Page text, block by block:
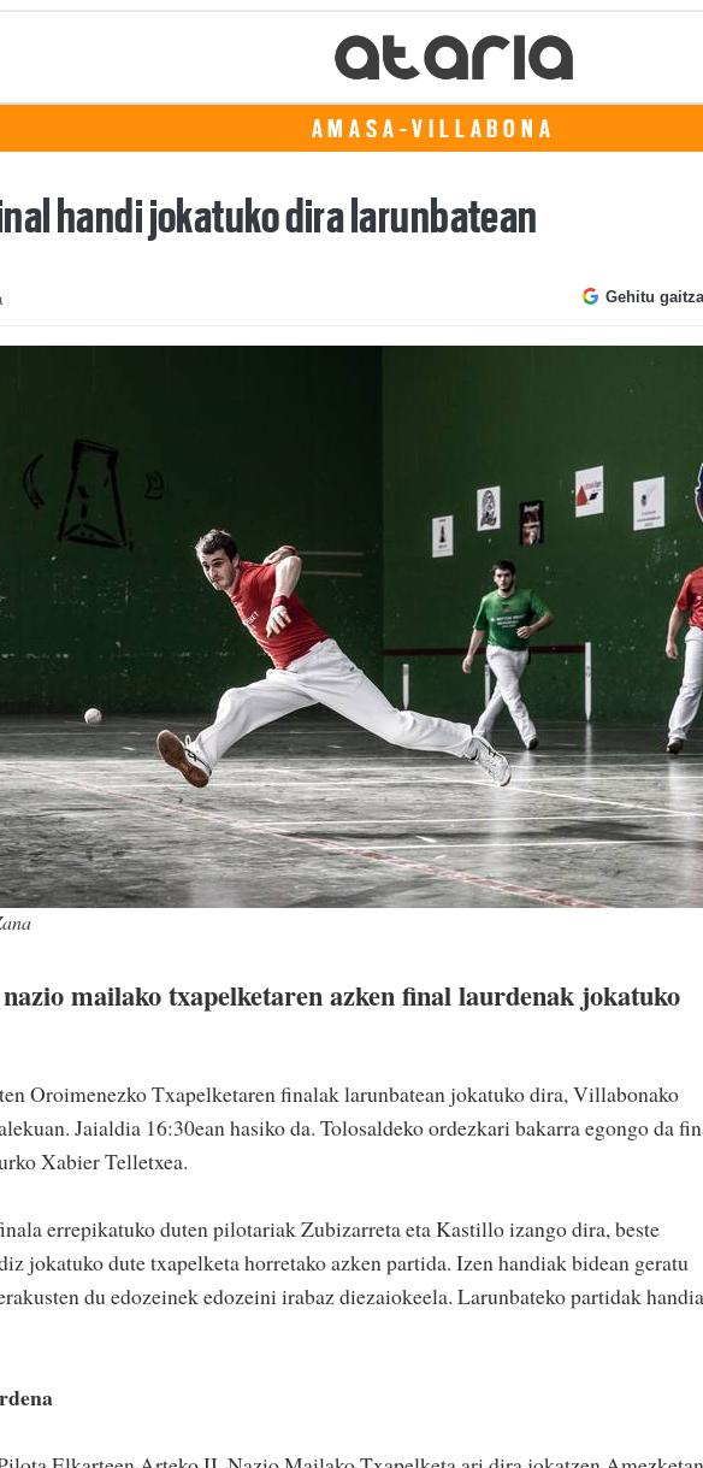
AMASA-VILLABONA
handi jokatuko dira larunbatean
Gehitu
mailako txapelketaren azken final laurdenak jokatuko
Oroimenezko Txapelketaren finalak larunbatean jokatuko dira, Villabonako
Jaialdia 16:30ean hasiko da. Tolosaldeko ordezkari bakarra egongo da
Xabier Telletxea.
errepikatuko duten pilotariak Zubizarreta eta Kastillo izango dira, beste
jokatuko dute txapelketa horretako azken partida. Izen handiak bidean geratu
du edozeinek edozeini irabaz diezaiokeela. Larunbateko partidak